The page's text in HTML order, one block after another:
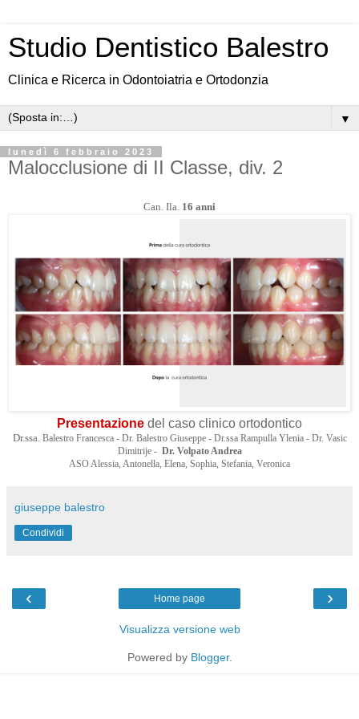
Studio Dentistico Balestro
Clinica e Ricerca in Odontoiatria e Ortodonzia
▼
lunedì 6 febbraio 2023
Malocclusione di II Classe, div. 2
Can. Ila. 16 anni
Presentazione del caso clinico ortodontico
Dr.ssa . Balestro Francesca - Dr. Balestro Giuseppe - Dr.ssa Rampulla Ylenia - Dr. Vasic
Dimitrije - Dr. Volpato Andrea
ASO Alessia, Antonella, Elena, Sophia, Stefania, Veronica
giuseppe balestro
Condividi
‹ ›
Home page
Visualizza versione web
Powered by Blogger.